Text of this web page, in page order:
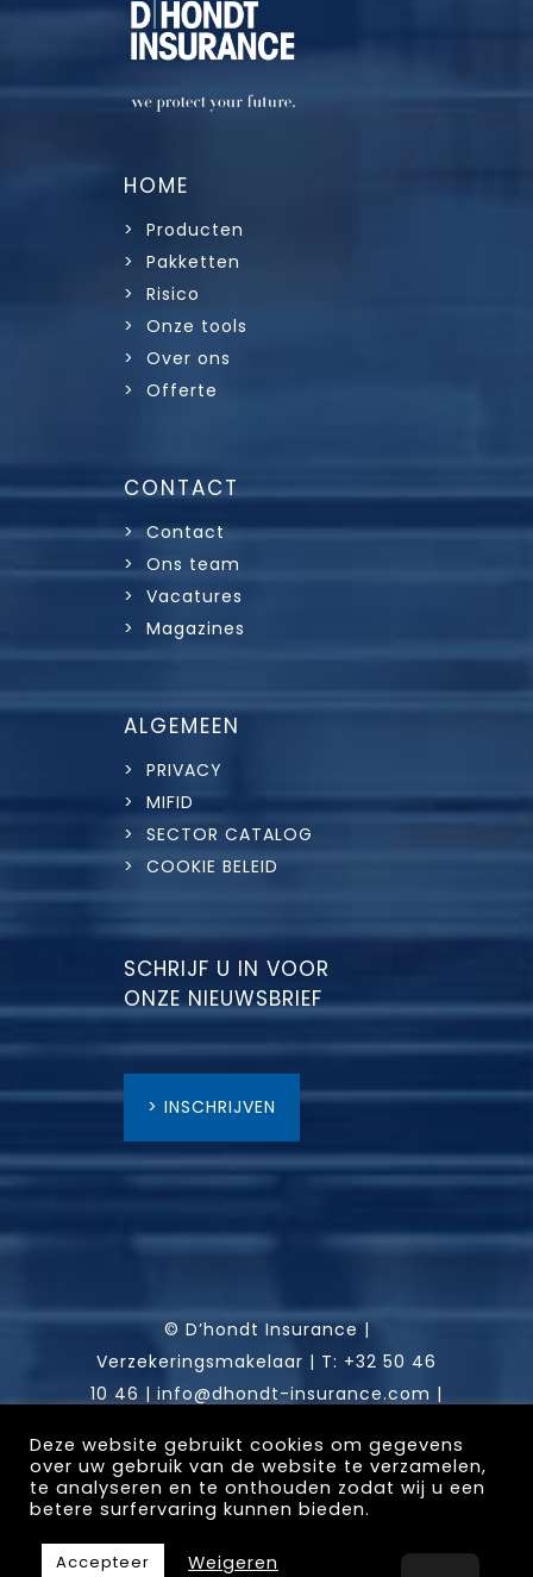
HOME
> Producten
> Pakketten
> Risico
> Onze tools
> Over ons
> Offerte
CONTACT
> Contact
> Ons team
> Vacatures
> Magazines
ALGEMEEN
> PRIVACY
> MIFID
> SECTOR CATALOG
> COOKIE BELEID
SCHRIJF U IN VOOR
ONZE NIEUWSBRIEF
> INSCHRIJVEN
© D’hondt Insurance |
Verzekeringsmakelaar | T: +32 50 46
10 46 | info@dhondt-insurance.com |
0451 836 292 | Gistelse Steenweg 302
/ 0001, 8200 Sint-Andries (Brugge)
Website by
Deze website gebruikt cookies om gegevens
over uw gebruik van de website te verzamelen,
te analyseren en te onthouden zodat wij u een
betere surfervaring kunnen bieden.
Accepteer Weigeren